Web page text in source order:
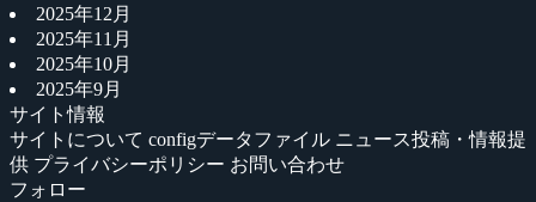
2025年12月
2025年11月
2025年10月
2025年9月
サイト情報
サイトについて configデータファイル ニュース投稿・情報提
供 プライバシーポリシー お問い合わせ
フォロー